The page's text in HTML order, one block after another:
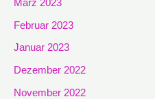
März 2023
Februar 2023
Januar 2023
Dezember 2022
November 2022